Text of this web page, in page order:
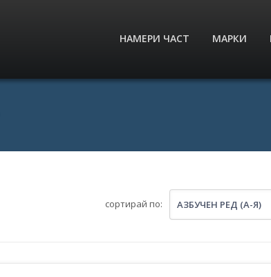
НАМЕРИ ЧАСТ МАРКИ
сортирай по: АЗБУЧЕН РЕД (А-Я)